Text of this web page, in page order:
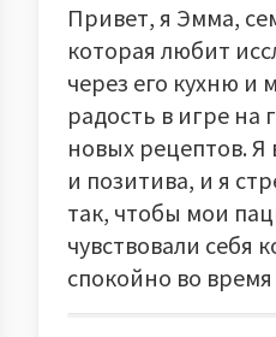
Привет, я Эмма,
которая любит
через его кухню и
радость в игре на
новых рецептов. Я
и позитива, и я
так, чтобы мои
чувствовали себя
спокойно во